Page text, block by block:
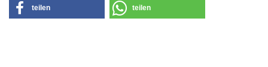
teilen teilen